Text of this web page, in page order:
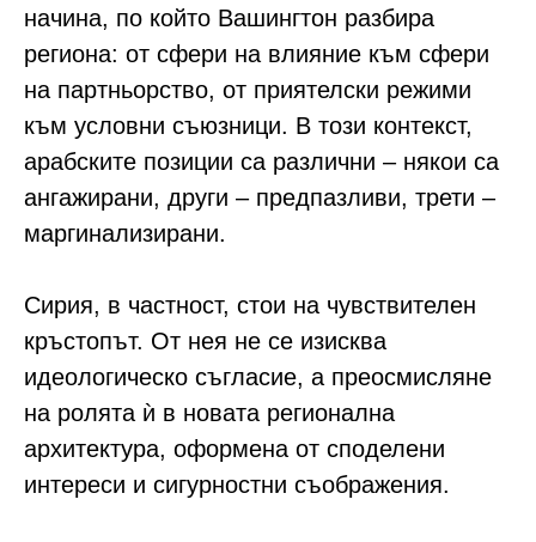
начина, по който Вашингтон разбира
региона: от сфери на влияние към сфери
на партньорство, от приятелски режими
към условни съюзници. В този контекст,
арабските позиции са различни – някои са
ангажирани, други – предпазливи, трети –
маргинализирани.
Сирия, в частност, стои на чувствителен
кръстопът. От нея не се изисква
идеологическо съгласие, а преосмисляне
на ролята ѝ в новата регионална
архитектура, оформена от споделени
интереси и сигурностни съображения.